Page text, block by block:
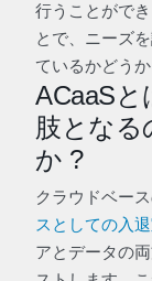
行うことができ
とで、ニーズ
ているかどうか
ACaaSと
肢となる
か ?
クラウドベー
スとしての入
アとデータの